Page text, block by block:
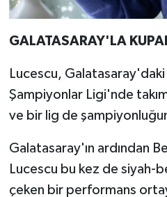
GALATASARAY'LA
Lucescu, Galatasaray'daki
Şampiyonlar Ligi'nde
ve bir lig de
Galatasaray'ın ardından
Lucescu bu kez de siyah-
çeken bir performans